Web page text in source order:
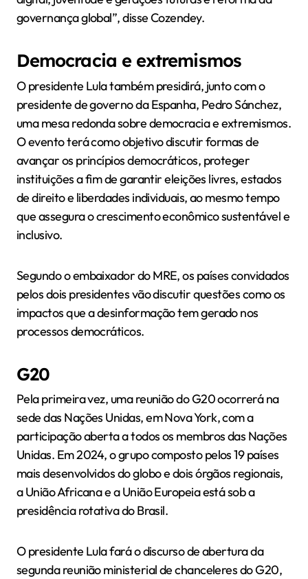
governança global”, disse Cozendey.
Democracia e extremismos
O presidente Lula também presidirá, junto com o
presidente de governo da Espanha, Pedro Sánchez,
uma mesa redonda sobre democracia e extremismos.
O evento terá como objetivo discutir formas de
avançar os princípios democráticos, proteger
instituições a fim de garantir eleições livres, estados
de direito e liberdades individuais, ao mesmo tempo
que assegura o crescimento econômico sustentável e
inclusivo.
Segundo o embaixador do MRE, os países convidados
pelos dois presidentes vão discutir questões como os
impactos que a desinformação tem gerado nos
processos democráticos.
G20
Pela primeira vez, uma reunião do G20 ocorrerá na
sede das Nações Unidas, em Nova York, com a
participação aberta a todos os membros das Nações
Unidas. Em 2024, o grupo composto pelos 19 países
mais desenvolvidos do globo e dois órgãos regionais,
a União Africana e a União Europeia está sob a
presidência rotativa do Brasil.
O presidente Lula fará o discurso de abertura da
segunda reunião ministerial de chanceleres do G20,